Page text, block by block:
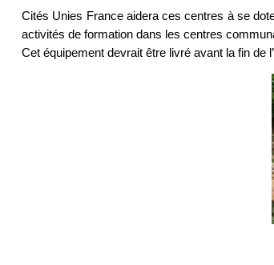
Cités Unies France aidera ces centres à se
activités de formation dans les centres
Cet équipement devrait être livré avant la fin de